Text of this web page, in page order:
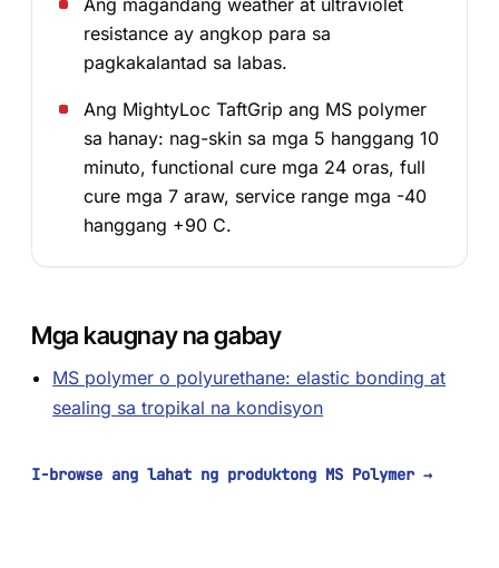
Ang magandang weather at ultraviolet
resistance ay angkop para sa
pagkakalantad sa labas.
Ang MightyLoc TaftGrip ang MS polymer
sa hanay: nag-skin sa mga 5 hanggang 10
minuto, functional cure mga 24 oras, full
cure mga 7 araw, service range mga -40
hanggang +90 C.
Mga kaugnay na gabay
MS polymer o polyurethane: elastic bonding at
sealing sa tropikal na kondisyon
I-browse ang lahat ng produktong MS Polymer →